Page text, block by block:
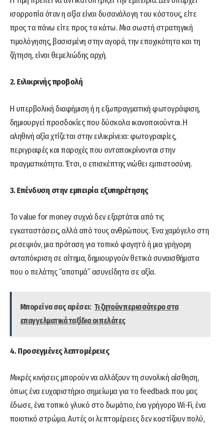
ισορροπία όταν η αξία είναι δυσανάλογη του κόστους, είτε
προς τα πάνω είτε προς τα κάτω. Μια σωστή στρατηγική
τιμολόγησης, βασισμένη στην αγορά, την εποχικότητα και τη
ζήτηση, είναι θεμελιώδης αρχή.
2. Ειλικρινής προβολή
Η υπερβολική διαφήμιση ή η εξωπραγματική φωτογράφιση,
δημιουργεί προσδοκίες που δύσκολα ικανοποιούνται. Η
αληθινή αξία χτίζεται στην ειλικρίνεια: φωτογραφίες,
περιγραφές και παροχές που ανταποκρίνονται στην
πραγματικότητα. Έτσι, ο επισκέπτης νιώθει εμπιστοσύνη.
3. Επένδυση στην εμπειρία εξυπηρέτησης
Το value for money συχνά δεν εξαρτάται από τις
εγκαταστάσεις, αλλά από τους ανθρώπους. Ένα χαμόγελο στη
ρεσεψιόν, μια πρόταση για τοπικό φαγητό ή μια γρήγορη
ανταπόκριση σε αίτημα, δημιουργούν θετικά συναισθήματα
που ο πελάτης “αποτιμά” ασυνείδητα σε αξία.
Μπορεί να σας αρέσει: Τι ζητούν περισσότερο στα
επαγγελματικά ταξίδια οι πελάτες
4. Προσεγμένες λεπτομέρειες
Μικρές κινήσεις μπορούν να αλλάξουν τη συνολική αίσθηση,
όπως ένα ευχαριστήριο σημείωμα για το feedback που μας
έδωσε, ένα τοπικό γλυκό στο δωμάτιο, ένα γρήγορο Wi-Fi, ένα
ποιοτικό στρώμα. Αυτές οι λεπτομέρειες δεν κοστίζουν πολύ,